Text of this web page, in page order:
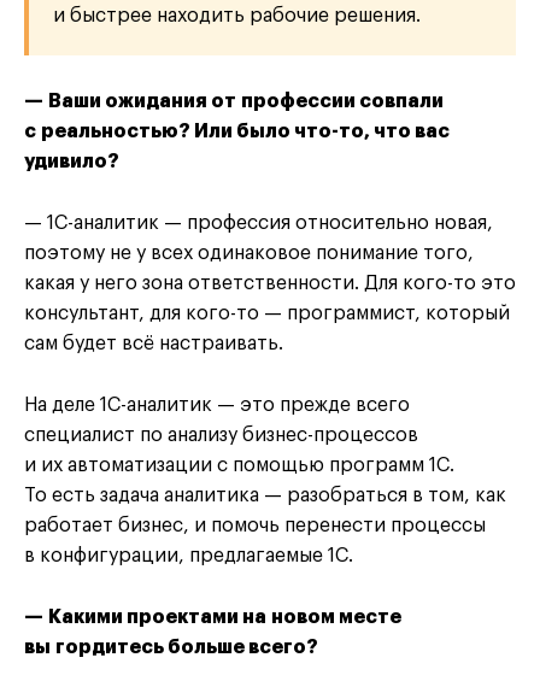
и быстрее находить рабочие решения.
— Ваши ожидания от профессии совпали
с реальностью? Или было что-то, что вас
удивило?
— 1С-аналитик — профессия относительно новая,
поэтому не у всех одинаковое понимание того,
какая у него зона ответственности. Для кого-то это
консультант, для кого-то — программист, который
сам будет всё настраивать.
На деле 1С-аналитик — это прежде всего
специалист по анализу бизнес-процессов
и их автоматизации с помощью программ 1С.
То есть задача аналитика — разобраться в том, как
работает бизнес, и помочь перенести процессы
в конфигурации, предлагаемые 1С.
— Какими проектами на новом месте
вы гордитесь больше всего?